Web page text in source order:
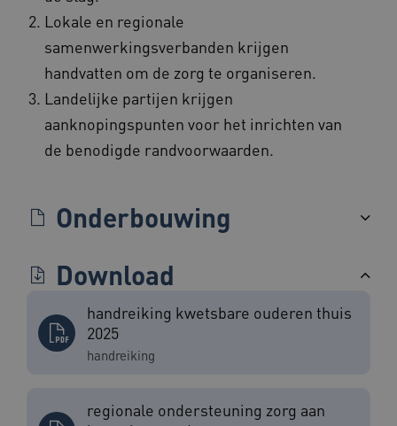
Lokale en regionale
samenwerkingsverbanden krijgen
handvatten om de zorg te organiseren.
Landelijke partijen krijgen
aanknopingspunten voor het inrichten van
de benodigde randvoorwaarden.
Onderbouwing
Download
handreiking kwetsbare ouderen thuis
2025
handreiking
regionale ondersteuning zorg aan
VISITOR_PRIVACY_METADATA
ga_session_duration